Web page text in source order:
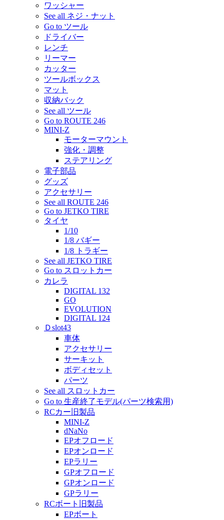
ワッシャー
See all ネジ・ナット
Go to ツール
ドライバー
レンチ
リーマー
カッター
ツールボックス
マット
収納バック
See all ツール
Go to ROUTE 246
MINI-Z
モーターマウント
強化・調整
ステアリング
電子部品
グッズ
アクセサリー
See all ROUTE 246
Go to JETKO TIRE
タイヤ
1/10
1/8 バギー
1/8 トラギー
See all JETKO TIRE
Go to スロットカー
カレラ
DIGITAL 132
GO
EVOLUTION
DIGITAL 124
Ｄslot43
車体
アクセサリー
サーキット
ボディセット
パーツ
See all スロットカー
Go to 生産終了モデル(パーツ検索用)
RCカー旧製品
MINI-Z
dNaNo
EPオフロード
EPオンロード
EPラリー
GPオフロード
GPオンロード
GPラリー
RCボート旧製品
EPボート